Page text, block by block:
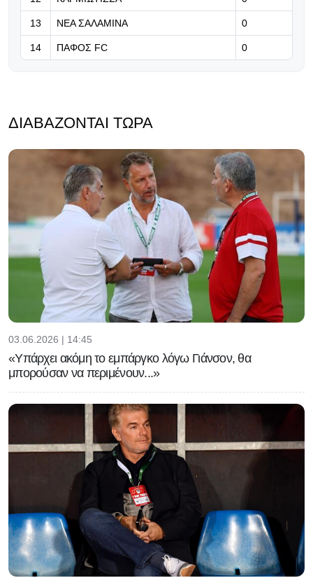
13 ΝΕΑ ΣΑΛΑΜΙΝΑ 0
14 ΠΑΦΟΣ FC 0
ΔΙΑΒΆΖΟΝΤΑΙ ΤΏΡΑ
03.06.2026 | 14:45
«Υπάρχει ακόμη το εμπάργκο λόγω Γιάνσον, θα
μπορούσαν να περιμένουν...»